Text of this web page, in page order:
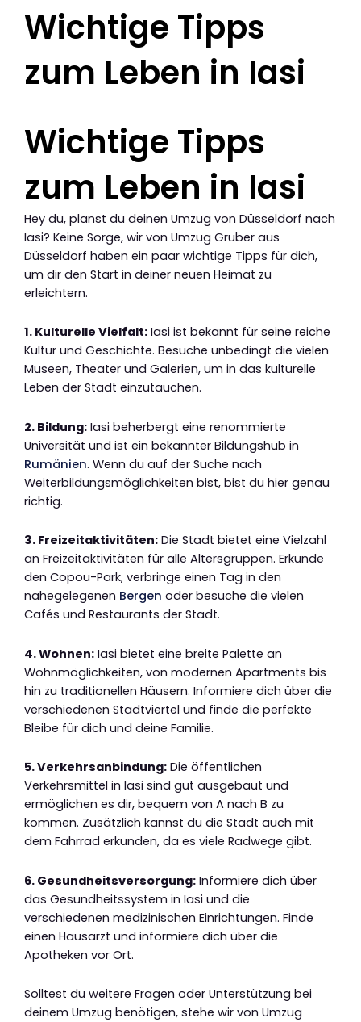
Wichtige Tipps
zum Leben in Iasi
Wichtige Tipps
zum Leben in Iasi
Hey du, planst du deinen Umzug von Düsseldorf nach
Iasi? Keine Sorge, wir von Umzug Gruber aus
Düsseldorf haben ein paar wichtige Tipps für dich,
um dir den Start in deiner neuen Heimat zu
erleichtern.
1. Kulturelle Vielfalt: Iasi ist bekannt für seine reiche
Kultur und Geschichte. Besuche unbedingt die vielen
Museen, Theater und Galerien, um in das kulturelle
Leben der Stadt einzutauchen.
2. Bildung: Iasi beherbergt eine renommierte
Universität und ist ein bekannter Bildungshub in
Rumänien. Wenn du auf der Suche nach
Weiterbildungsmöglichkeiten bist, bist du hier genau
richtig.
3. Freizeitaktivitäten: Die Stadt bietet eine Vielzahl
an Freizeitaktivitäten für alle Altersgruppen. Erkunde
den Copou-Park, verbringe einen Tag in den
nahegelegenen Bergen oder besuche die vielen
Cafés und Restaurants der Stadt.
4. Wohnen: Iasi bietet eine breite Palette an
Wohnmöglichkeiten, von modernen Apartments bis
hin zu traditionellen Häusern. Informiere dich über die
verschiedenen Stadtviertel und finde die perfekte
Bleibe für dich und deine Familie.
5. Verkehrsanbindung: Die öffentlichen
Verkehrsmittel in Iasi sind gut ausgebaut und
ermöglichen es dir, bequem von A nach B zu
kommen. Zusätzlich kannst du die Stadt auch mit
dem Fahrrad erkunden, da es viele Radwege gibt.
6. Gesundheitsversorgung: Informiere dich über
das Gesundheitssystem in Iasi und die
verschiedenen medizinischen Einrichtungen. Finde
einen Hausarzt und informiere dich über die
Apotheken vor Ort.
Solltest du weitere Fragen oder Unterstützung bei
deinem Umzug benötigen, stehe wir von Umzug